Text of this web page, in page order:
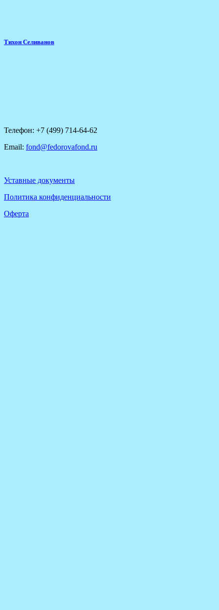
Тихон Селиванов
Телефон: +7 (499) 714-64-62
Email: fond@fedorovafond.ru
Уставные документы
Политика конфиденциальности
Оферта